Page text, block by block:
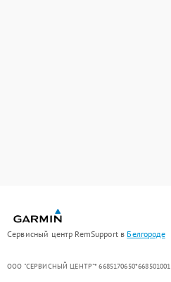
Сервисный центр RemSupport в Белгороде
ООО "СЕРВИСНЫЙ ЦЕНТР"* 6685170650*668501001